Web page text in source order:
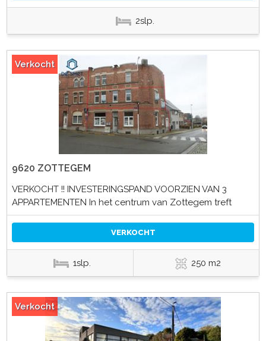
2slp.
Verkocht
9620 ZOTTEGEM
VERKOCHT !! INVESTERINGSPAND VOORZIEN VAN 3
APPARTEMENTEN In het centrum van Zottegem treft
VERKOCHT
1slp. 250 m2
Verkocht